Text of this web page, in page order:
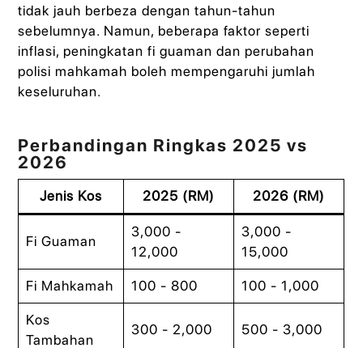
tidak jauh berbeza dengan tahun-tahun
sebelumnya. Namun, beberapa faktor seperti
inflasi, peningkatan fi guaman dan perubahan
polisi mahkamah boleh mempengaruhi jumlah
keseluruhan.
Perbandingan Ringkas 2025 vs
2026
Jenis Kos 2025 (RM) 2026 (RM)
Fi Guaman
3,000 -
12,000
3,000 -
15,000
Fi Mahkamah 100 - 800 100 - 1,000
Kos
Tambahan
300 - 2,000 500 - 3,000